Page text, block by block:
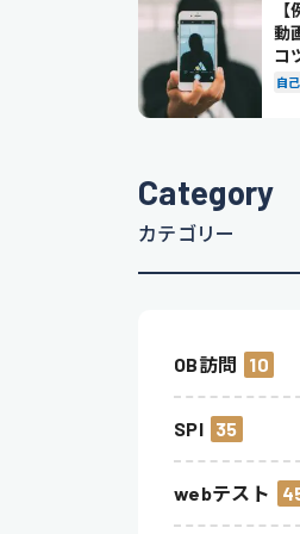
動
コ
ポ
自
Category
カテゴリー
OB訪問 10
SPI 35
webテスト